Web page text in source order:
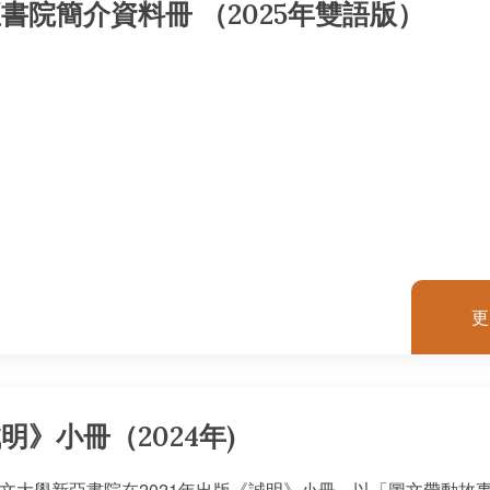
院簡介資料冊 （2025年雙語版）
》小冊（2024年)